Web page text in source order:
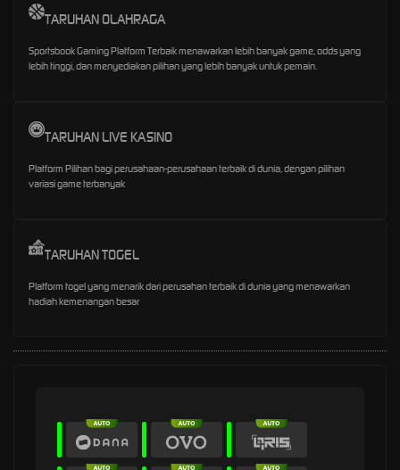
TARUHAN OLAHRAGA
Sportsbook Gaming Platform Terbaik menawarkan lebih banyak game, odds yang
lebih tinggi, dan menyediakan pilihan yang lebih banyak untuk pemain.
TARUHAN LIVE KASINO
Platform Pilihan bagi perusahaan-perusahaan terbaik di dunia, dengan pilihan
variasi game terbanyak
TARUHAN TOGEL
Platform togel yang menarik dari perusahan terbaik di dunia yang menawarkan
hadiah kemenangan besar